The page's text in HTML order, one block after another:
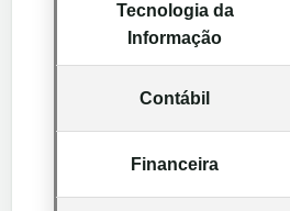
Tecnologia da
Informação
Contábil
Financeira